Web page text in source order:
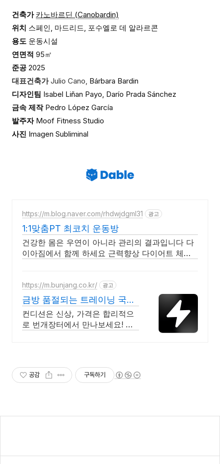
건축가 카노바르딘 (Canobardin)
위치 스페인, 마드리드, 포수엘로 데 알라르콘
용도 운동시설
연면적 95㎡
준공 2025
대표건축가Julio Cano, Bárbara Bardin
디자인팀 Isabel Liñan Payo, Darío Prada Sánchez
금속 제작 Pedro López García
발주자 Moof Fitness Studio
사진 Imagen Subliminal
https://m.blog.naver.com/rhdwjdgml31 광고
1:1맞춤PT 최코치 운동방
건강한 몸은 우연이 아니라 관리의 결과입니다 다
이아짐에서 함께 하세요 근력향상 다이어트 체형
https://m.bunjang.co.kr/ 광고
금방 품절되는 트레이닝 국내
최대 브랜드 중고거래
컨디션은 신상, 가격은 합리적으
로 번개장터에서 만나보세요! 전
공감 구독하기